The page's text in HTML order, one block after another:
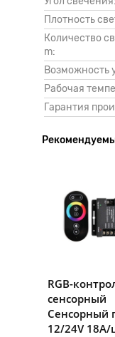
Плотность
Количество
m:
Возможность
Рабочая
Гарантия
RGB-
сенсорный
Сенсорный
12/24V